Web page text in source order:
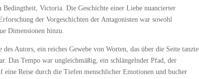
Bedingtheit, Victoria. Die Geschichte einer Liebe nuancierter
der Vorgeschichten der Antagonisten war sowohl
Dimensionen hinzu.
Autors, ein reiches Gewebe von Worten, das über die Seite tanzte
Das Tempo war ungleichmäßig, ein schlängelnder Pfad, der
Reise durch die Tiefen menschlicher Emotionen und bucher